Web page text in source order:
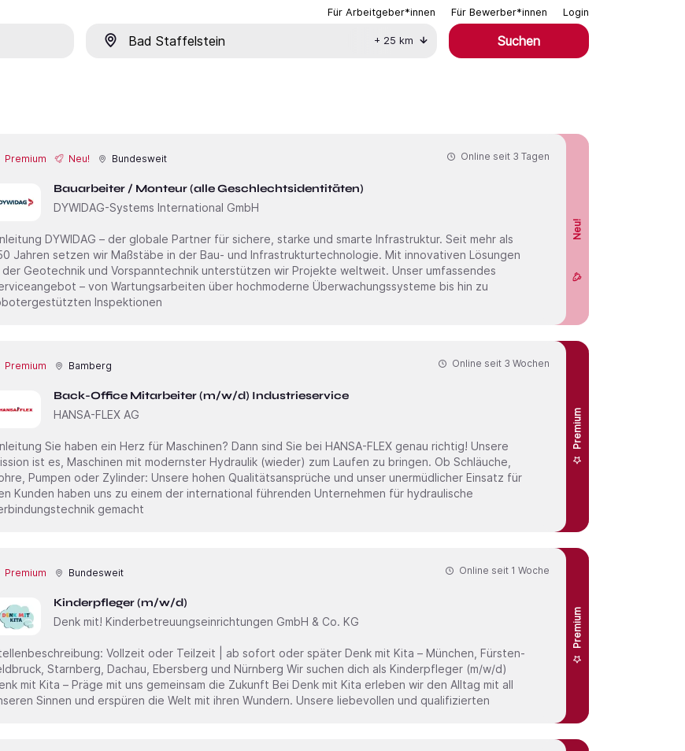
Für Arbeitgeber*innen Für Bewerber*innen Login
+ 25 km Suchen
Premium Neu! Bundesweit
Bauarbeiter / Monteur (alle Geschlechtsidentitäten)
DYWIDAG-Systems International GmbH
Neu!
Online seit 3 Tagen
der globale Partner für sichere, starke und smarte Infrastruktur. Seit mehr als
Jahren setzen wir Maßstäbe in der Bau- und Infrastrukturtechnologie. Mit innovativen Lösungen
der Geotechnik und Vorspanntechnik unterstützen wir Projekte weltweit. Unser umfassendes
– von Wartungsarbeiten über hochmoderne Überwachungssysteme bis hin zu
Inspektionen
Premium Bamberg
Back-Office Mitarbeiter (m/w/d) Industrieservice
HANSA-FLEX AG
Premium
Online seit 3 Wochen
Herz für Maschinen? Dann sind Sie bei HANSA-FLEX genau richtig! Unsere
ist es, Maschinen mit modernster Hydraulik (wieder) zum Laufen zu bringen. Ob Schläuche,
Pumpen oder Zylinder: Unsere hohen Qualitätsansprüche und unser unermüdlicher Einsatz für
Kunden haben uns zu einem der international führenden Unternehmen für hydraulische
gemacht
Premium Bundesweit
Kinderpfleger (m/w/d)
Denk mit! Kinderbetreuungseinrichtungen GmbH & Co. KG
Premium
Online seit 1 Woche
Vollzeit oder Teilzeit | ab sofort oder später Denk mit Kita – München, Fürsten­
Starnberg, Dachau, Ebersberg und Nürnberg Wir suchen dich als Kinderpfleger (m/w/d)
mit Kita – Präge mit uns gemeinsam die Zukunft Bei Denk mit Kita erleben wir den Alltag mit all
Sinnen und erspüren die Welt mit ihren Wundern. Unsere liebevollen und qualifizierten